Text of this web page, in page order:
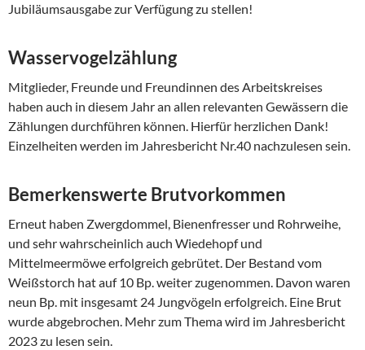
Jubiläumsausgabe zur Verfügung zu stellen!
Wasservogelzählung
Mitglieder, Freunde und Freundinnen des Arbeitskreises
haben auch in diesem Jahr an allen relevanten Gewässern die
Zählungen durchführen können. Hierfür herzlichen Dank!
Einzelheiten werden im Jahresbericht Nr.40 nachzulesen sein.
Bemerkenswerte Brutvorkommen
Erneut haben Zwergdommel, Bienenfresser und Rohrweihe,
und sehr wahrscheinlich auch Wiedehopf und
Mittelmeermöwe erfolgreich gebrütet. Der Bestand vom
Weißstorch hat auf 10 Bp. weiter zugenommen. Davon waren
neun Bp. mit insgesamt 24 Jungvögeln erfolgreich. Eine Brut
wurde abgebrochen. Mehr zum Thema wird im Jahresbericht
2023 zu lesen sein.